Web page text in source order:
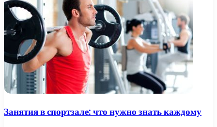
Занятия в спортзале: что нужно знать каждому